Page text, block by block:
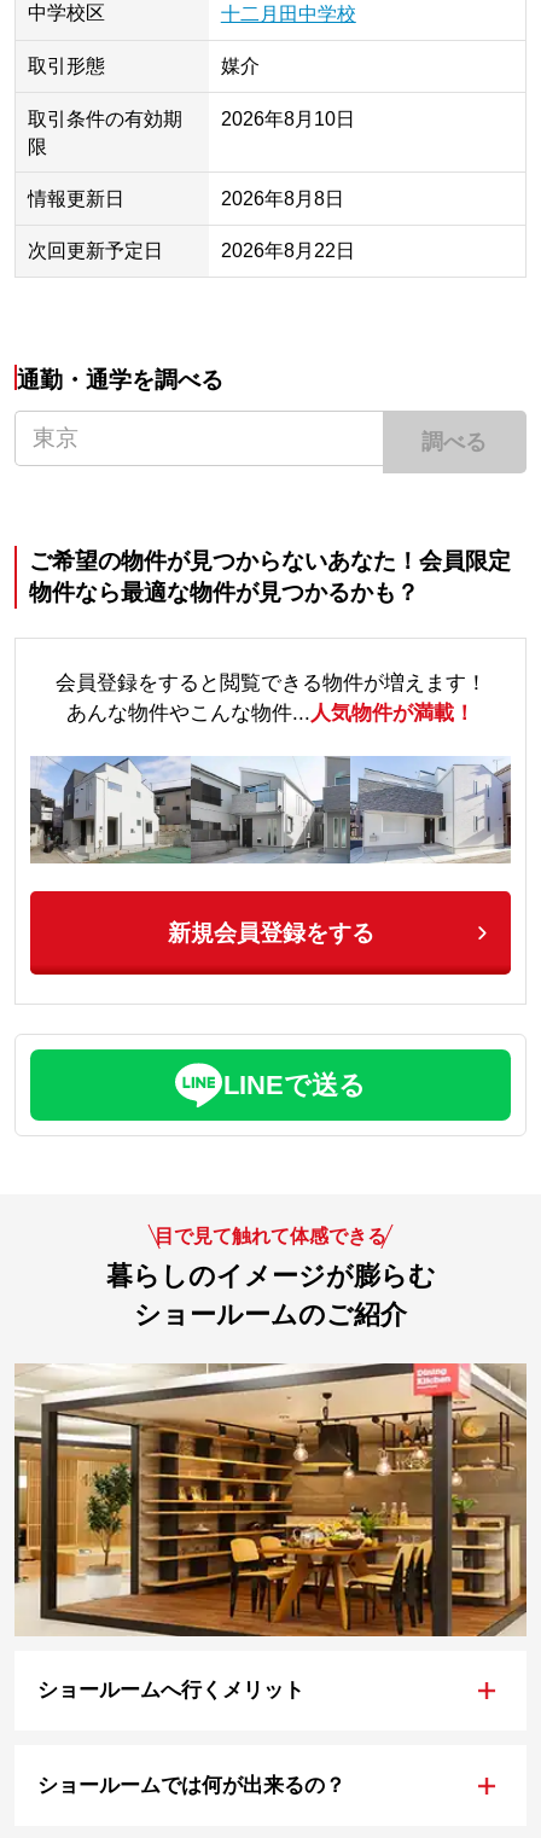
中学校区 十二月田中学校
取引形態 媒介
取引条件の有効期
限
2026年8月10日
情報更新日 2026年8月8日
次回更新予定日 2026年8月22日
通勤・通学を調べる
調べる
ご希望の物件が見つからないあなた！会員限定
物件なら最適な物件が見つかるかも？
会員登録をすると閲覧できる物件が増えます！
あんな物件やこんな物件... 人気物件が満載！
新規会員登録をする
LINEで送る
目で見て触れて体感できる
暮らしのイメージが膨らむ
ショールームのご紹介
ショールームへ行くメリット +
ショールームでは何が出来るの？ +